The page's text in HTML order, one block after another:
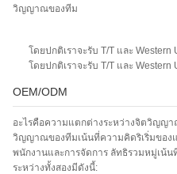
วิญญาณของทีม
โดยปกติเราจะรับ T/T และ Western
โดยปกติเราจะรับ T/T และ Western
OEM/ODM
อะไรคือความแตกต่างระหว่างจิตวิญญ
วิญญาณของทีมเน้นที่ความคิดริเริ่มขอ
พนักงานและการจัดการ ลัทธิรวมหมู่เน้
ระหว่างทั้งสองมีดังนี้: